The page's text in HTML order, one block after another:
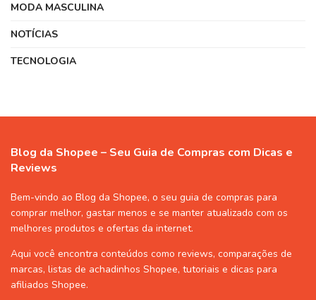
MODA MASCULINA
NOTÍCIAS
TECNOLOGIA
Blog da Shopee – Seu Guia de Compras com Dicas e
Reviews
Bem-vindo ao Blog da Shopee, o seu guia de compras para
comprar melhor, gastar menos e se manter atualizado com os
melhores produtos e ofertas da internet.
Aqui você encontra conteúdos como reviews, comparações de
marcas, listas de achadinhos Shopee, tutoriais e dicas para
afiliados Shopee.